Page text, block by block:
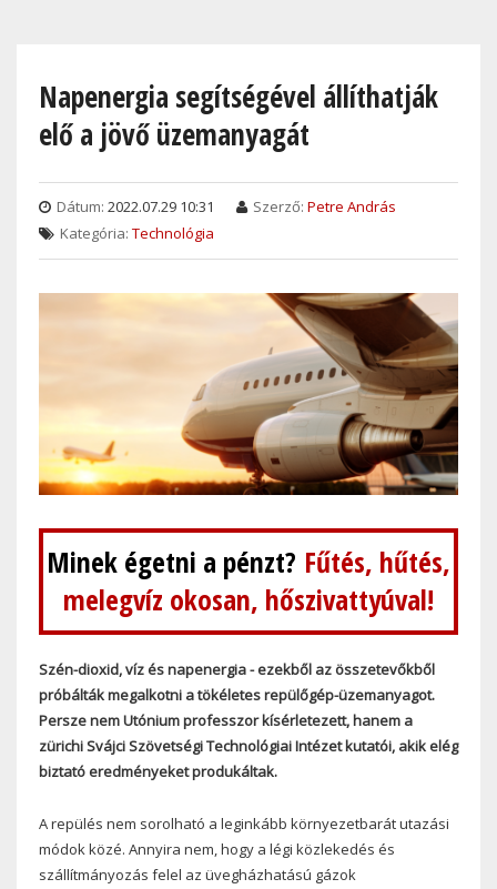
contentNapenergia segítségével állíthatják
elő a jövő üzemanyagát
Dátum: 2022.07.29 10:31 Szerző: Petre András
Kategória: Technológia
Minek égetni a pénzt? Fűtés, hűtés,
melegvíz okosan, hőszivattyúval!
Szén-dioxid, víz és napenergia - ezekből az összetevőkből
próbálták megalkotni a tökéletes repülőgép-üzemanyagot.
Persze nem Utónium professzor kísérletezett, hanem a
zürichi Svájci Szövetségi Technológiai Intézet kutatói, akik elég
biztató eredményeket produkáltak.
A repülés nem sorolható a leginkább környezetbarát utazási
módok közé. Annyira nem, hogy a légi közlekedés és
szállítmányozás felel az üvegházhatású gázok